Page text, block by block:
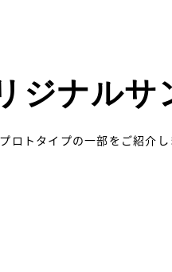
ジナルサ
トタイプの一部をご紹介し